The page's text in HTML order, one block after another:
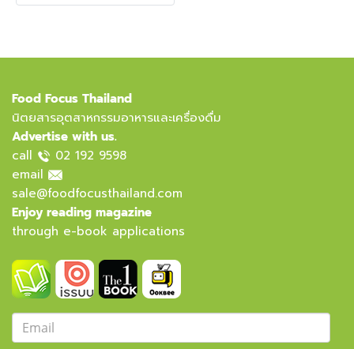
Food Focus Thailand
นิตยสารอุตสาหกรรมอาหารและเครื่องดื่ม
Advertise with us.
call
02 192 9598
email
sale@foodfocusthailand.com
Enjoy reading magazine
through e-book applications